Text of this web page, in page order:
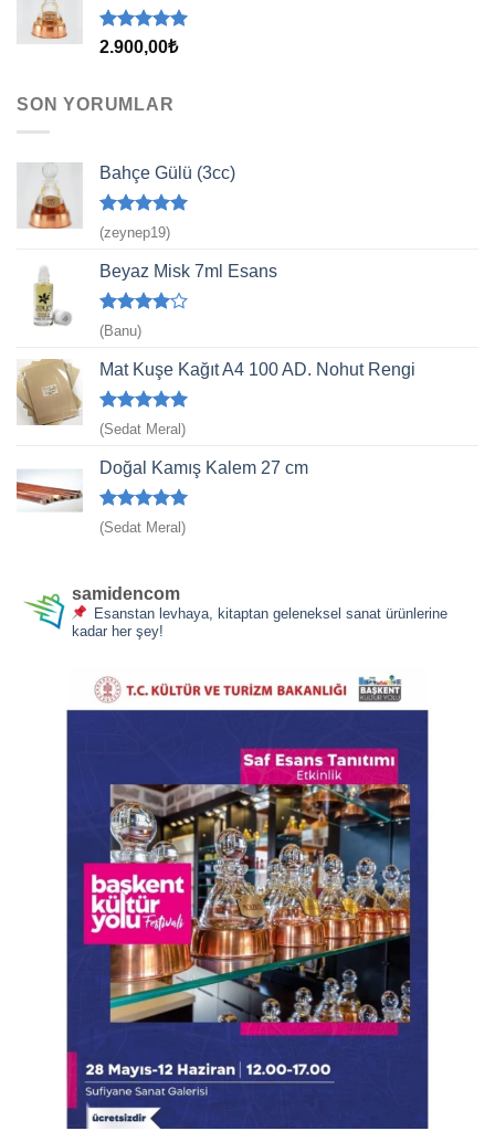
5 üzerinden
2.900,00₺
SON YORUMLAR
Bahçe Gülü (3cc)
5 üzerinden
5
oy aldı
(zeynep19)
Beyaz Misk 7ml Esans
5
üzerinden
4 oy aldı
(Banu)
Mat Kuşe Kağıt A4 100 AD. Nohut Rengi
5 üzerinden
5
(Sedat Meral)
Doğal Kamış Kalem 27 cm
5 üzerinden
5
(Sedat Meral)
samidencom
Esanstan levhaya, kitaptan geleneksel sanat ürünlerine
kadar her şey!